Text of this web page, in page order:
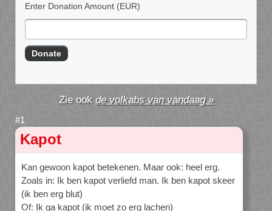
Enter Donation Amount (EUR)
de volkabs van vandaag »
Kapot
Kan gewoon kapot betekenen. Maar ook: heel erg.
Zoals in: Ik ben kapot verliefd man. Ik ben kapot skeer
(ik ben erg blut)
Of: Ik ga kapot (ik moet zo erg lachen)